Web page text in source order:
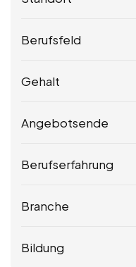
Berufsfeld
Gehalt
Angebotsende
Berufserfahrung
Branche
Bildung